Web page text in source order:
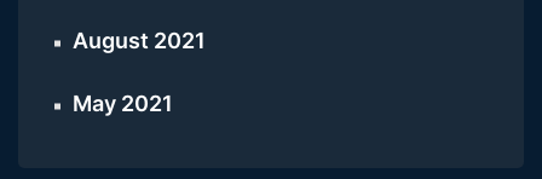
August 2021
May 2021